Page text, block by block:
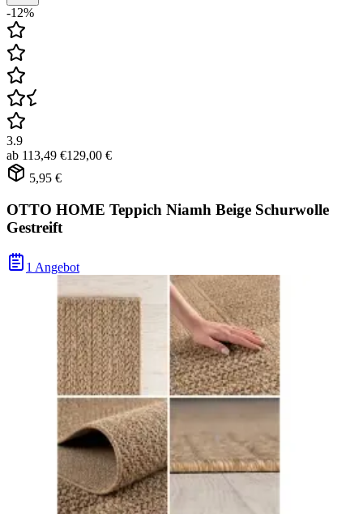
-12%
3.9
ab 113,49 €129,00 €
5,95 €
OTTO HOME Teppich Niamh Beige Schurwolle
Gestreift
1 Angebot